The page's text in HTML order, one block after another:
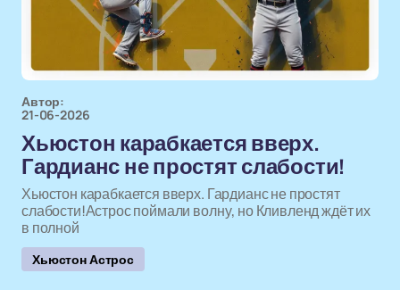
Автор:
21-06-2026
Хьюстон карабкается вверх.
Гардианс не простят слабости!
Хьюстон карабкается вверх. Гардианс не простят
слабости!Астрос поймали волну, но Кливленд ждёт их
в полной
Хьюстон Астрос